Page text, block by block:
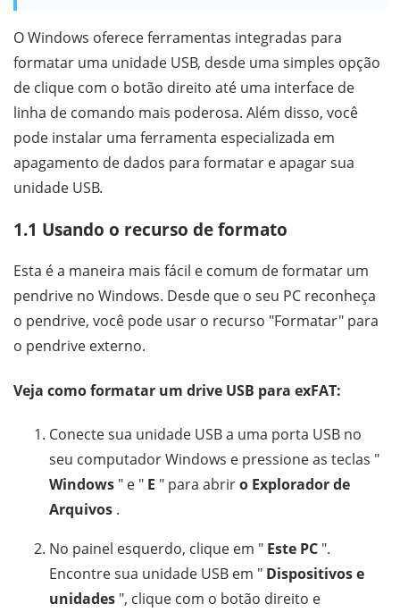
O Windows oferece ferramentas integradas para
formatar uma unidade USB, desde uma simples opção
de clique com o botão direito até uma interface de
linha de comando mais poderosa. Além disso, você
pode instalar uma ferramenta especializada em
apagamento de dados para formatar e apagar sua
unidade USB.
1.1 Usando o recurso de formato
Esta é a maneira mais fácil e comum de formatar um
pendrive no Windows. Desde que o seu PC reconheça
o pendrive, você pode usar o recurso "Formatar" para
o pendrive externo.
Veja como formatar um drive USB para exFAT:
Conecte sua unidade USB a uma porta USB no
seu computador Windows e pressione as teclas "
Windows " e " E " para abriro Explorador de
Arquivos .
No painel esquerdo, clique em " Este PC ".
Encontre sua unidade USB em " Dispositivos e
unidades ", clique com o botão direito e